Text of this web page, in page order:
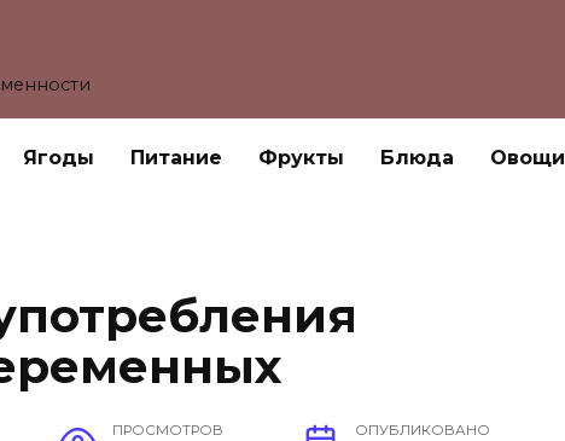
Ягоды Питание Фрукты Блюда Овощи
ПРОСМОТРОВ ОПУБЛИКОВАНО